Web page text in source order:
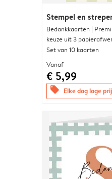
Stempel en
Bedankkaarten |
keuze uit 3
Set van 10 kaarten
Vanaf
€ 5,99
offers Elke dag lage